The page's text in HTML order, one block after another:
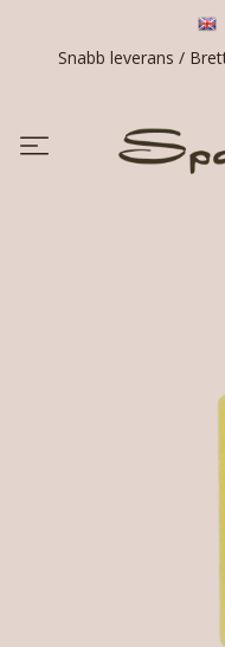
Snabb leverans /